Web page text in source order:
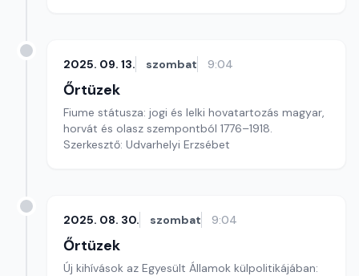
2025. 09. 13. szombat 9:04
Őrtüzek
Fiume státusza: jogi és lelki hovatartozás magyar,
horvát és olasz szempontból 1776–1918.
Szerkesztő: Udvarhelyi Erzsébet
2025. 08. 30. szombat 9:04
Őrtüzek
Új kihívások az Egyesült Államok külpolitikájában: